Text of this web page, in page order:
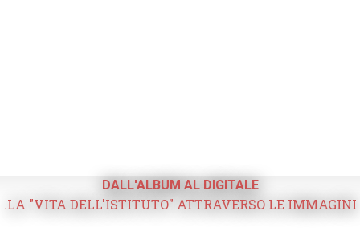
DALL'ALBUM AL DIGITALE
.LA "VITA DELL'ISTITUTO" ATTRAVERSO LE IMMAGINI